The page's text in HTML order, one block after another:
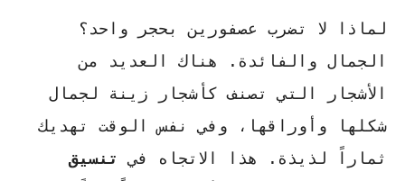
لماذا لا تضرب عصفورين بحجر واحد؟
الجمال والفائدة. هناك العديد من
الأشجار التي تصنف كأشجار زينة لجمال
شكلها وأوراقها، وفي نفس الوقت تهديك
ثماراً لذيذة. هذا الاتجاه في
تنسيق